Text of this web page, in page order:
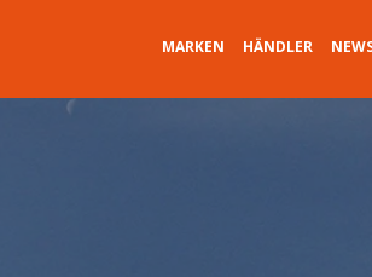
MARKEN HÄNDLER